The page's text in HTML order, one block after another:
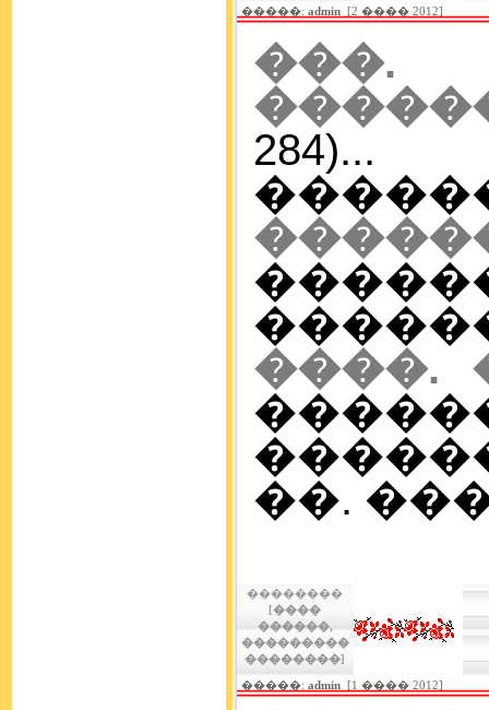
�����: admin [2 ���� 2012]
284)...
����.
��.
��������
[����
������,
���������
��������]
�����: admin [1 ���� 2012]